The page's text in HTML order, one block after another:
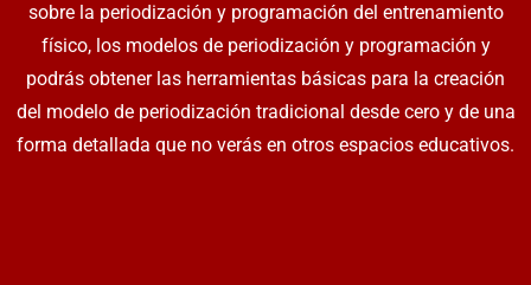
sobre la periodización y programación del entrenamiento
físico, los modelos de periodización y programación y
podrás obtener las herramientas básicas para la creación
del modelo de periodización tradicional desde cero y de una
forma detallada que no verás en otros espacios educativos.